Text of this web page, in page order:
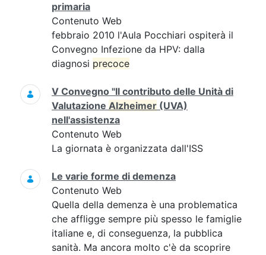
primaria
Contenuto Web
febbraio 2010 l'Aula Pocchiari ospiterà il
Convegno Infezione da HPV: dalla
diagnosi precoce
V Convegno "Il contributo delle Unità di
Valutazione Alzheimer (UVA)
nell'assistenza
Contenuto Web
La giornata è organizzata dall'ISS
Le varie forme di demenza
Contenuto Web
Quella della demenza è una problematica
che affligge sempre più spesso le famiglie
italiane e, di conseguenza, la pubblica
sanità. Ma ancora molto c'è da scoprire